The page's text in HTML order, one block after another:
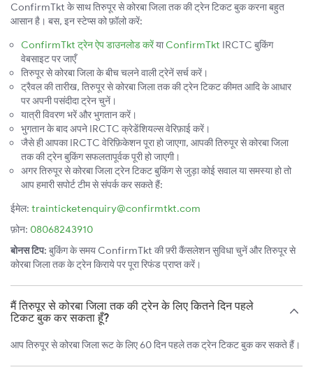
ConfirmTkt के साथ तिरुपूर से कोरबा जिला तक की ट्रेन टिकट बुक करना बहुत
आसान है। बस, इन स्टेप्स को फ़ॉलो करें:
ConfirmTkt ट्रेन ऐप डाउनलोड करेंयाConfirmTkt IRCTC बुकिंग
वेबसाइट पर जाएँ
तिरुपूर से कोरबा जिला के बीच चलने वाली ट्रेनें सर्च करें।
ट्रैवल की तारीख, तिरुपूर से कोरबा जिला तक की ट्रेन टिकट कीमत आदि के आधार
पर अपनी पसंदीदा ट्रेन चुनें।
यात्री विवरण भरें और भुगतान करें।
भुगतान के बाद अपने IRCTC क्रेडेंशियल्स वेरिफ़ाई करें।
जैसे ही आपका IRCTC वेरिफ़िकेशन पूरा हो जाएगा, आपकी तिरुपूर से कोरबा जिला
तक की ट्रेन बुकिंग सफलतापूर्वक पूरी हो जाएगी।
अगर तिरुपूर से कोरबा जिला ट्रेन टिकट बुकिंग से जुड़ा कोई सवाल या समस्या हो तो
आप हमारी सपोर्ट टीम से संपर्क कर सकते हैं:
ईमेल: trainticketenquiry@confirmtkt.com
फ़ोन: 08068243910
बोनस टिप: बुकिंग के समय ConfirmTkt की फ़्री कैंसलेशन सुविधा चुनें और तिरुपूर से
कोरबा जिला तक के ट्रेन किराये पर पूरा रिफंड प्राप्त करें।
मैं तिरुपूर से कोरबा जिला तक की ट्रेन के लिए कितने दिन पहले
टिकट बुक कर सकता हूँ?
आप तिरुपूर से कोरबा जिला रूट के लिए 60 दिन पहले तक ट्रेन टिकट बुक कर सकते हैं।